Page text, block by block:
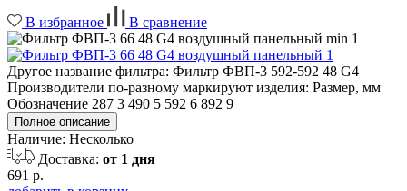
В избранное В сравнение
Другое название фильтра: Фильтр ФВП-3 592-592 48 G4
Производители по-разному маркируют изделия: Размер, мм
Обозначение 287 3 490 5 592 6 892 9
Полное описание
Наличие: Несколько
Доставка: от 1 дня
691 р.